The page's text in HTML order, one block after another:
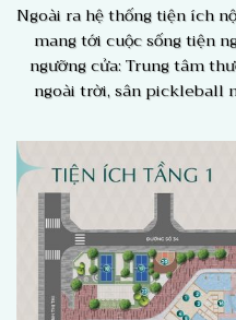
Ngoài ra hệ thống tiện ích
mang tới cuộc sống tiện
ngưỡng cửa: Trung tâm
ngoài trời, sân pickleball